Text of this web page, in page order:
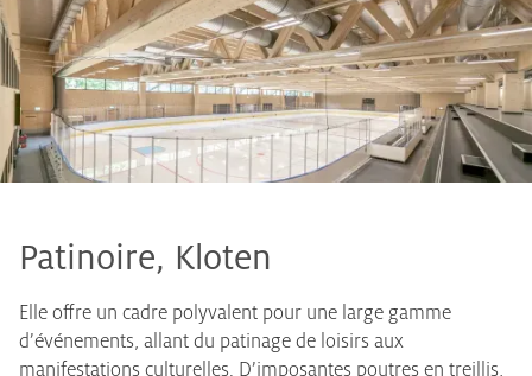
Patinoire, Kloten
Elle offre un cadre polyvalent pour une large gamme
d’événements, allant du patinage de loisirs aux
manifestations culturelles. D’imposantes poutres en treillis,